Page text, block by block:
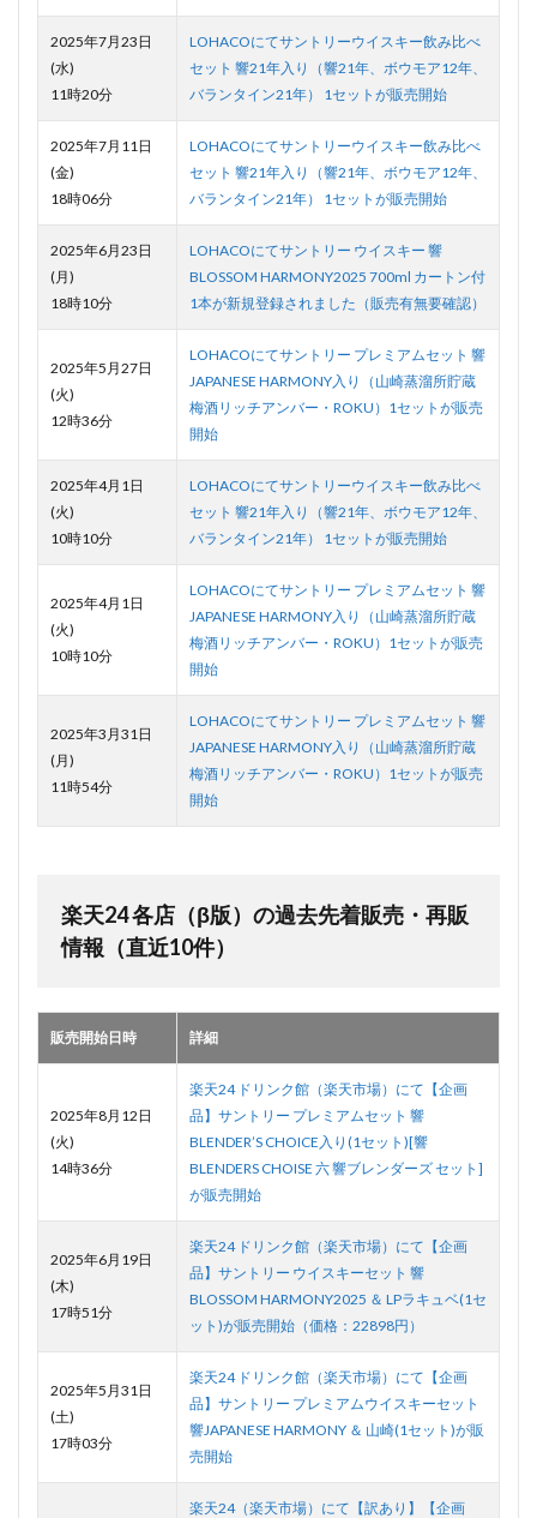
2025年7月23日
(水)
11時20分
LOHACOにてサントリーウイスキー飲み比べ
セット 響21年入り（響21年、ボウモア12年、
バランタイン21年） 1セットが販売開始
2025年7月11日
(金)
18時06分
LOHACOにてサントリーウイスキー飲み比べ
セット 響21年入り（響21年、ボウモア12年、
バランタイン21年） 1セットが販売開始
2025年6月23日
(月)
18時10分
LOHACOにてサントリー ウイスキー 響
BLOSSOM HARMONY2025 700ml カートン付
1本が新規登録されました（販売有無要確認）
2025年5月27日
(火)
12時36分
LOHACOにてサントリー プレミアムセット 響
JAPANESE HARMONY入り（山崎蒸溜所貯蔵
梅酒リッチアンバー・ROKU）1セットが販売
開始
2025年4月1日
(火)
10時10分
LOHACOにてサントリーウイスキー飲み比べ
セット 響21年入り（響21年、ボウモア12年、
バランタイン21年） 1セットが販売開始
2025年4月1日
(火)
10時10分
LOHACOにてサントリー プレミアムセット 響
JAPANESE HARMONY入り（山崎蒸溜所貯蔵
梅酒リッチアンバー・ROKU）1セットが販売
開始
2025年3月31日
(月)
11時54分
LOHACOにてサントリー プレミアムセット 響
JAPANESE HARMONY入り（山崎蒸溜所貯蔵
梅酒リッチアンバー・ROKU）1セットが販売
開始
楽天24 各店（β版）の過去先着販売・再販
情報（直近10件）
販売開始日時 詳細
2025年8月12日
(火)
14時36分
楽天24 ドリンク館（楽天市場）にて【企画
品】サントリー プレミアムセット 響
BLENDER’S CHOICE入り(1セット)[響
BLENDERS CHOISE 六 響ブレンダーズ セット]
が販売開始
2025年6月19日
(木)
17時51分
楽天24 ドリンク館（楽天市場）にて【企画
品】サントリー ウイスキーセット 響
BLOSSOM HARMONY2025 ＆ LPラキュベ(1セ
ット)が販売開始（価格：22898円）
2025年5月31日
(土)
17時03分
楽天24 ドリンク館（楽天市場）にて【企画
品】サントリー プレミアムウイスキーセット
響JAPANESE HARMONY ＆ 山崎(1セット)が販
売開始
楽天24（楽天市場）にて【訳あり】【企画